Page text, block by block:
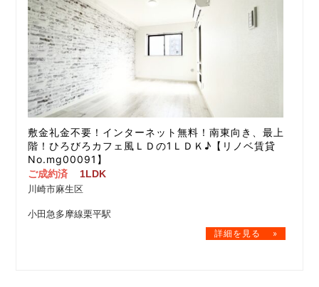
敷金礼金不要！インターネット無料！南東向き、最上
階！ひろびろカフェ風ＬＤの1ＬＤＫ♪【リノベ賃貸
No.mg00091】
ご成約済
1LDK
川崎市麻生区
小田急多摩線栗平駅